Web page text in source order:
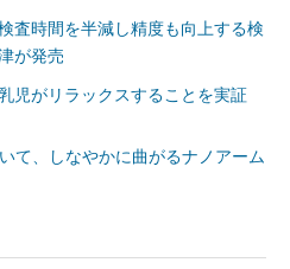
査時間を半減し精度も向上する検
が発売
児がリラックスすることを実証
て、しなやかに曲がるナノアーム